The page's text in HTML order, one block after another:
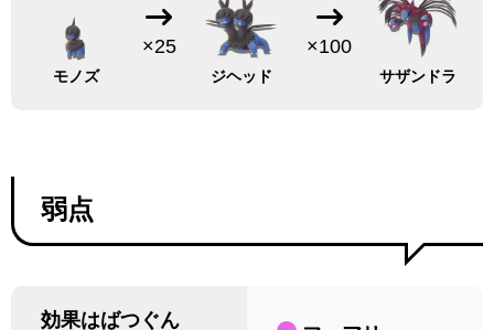
モノズ
×25
ジヘッド
×100
サザンドラ
弱点
効果はばつぐん